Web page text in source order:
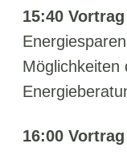
15:40 Vortrag
Möglichkeiten
16:00 Vortrag